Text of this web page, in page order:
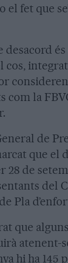
el fet que
com la
de
que el
28 de
del
Pla
que
atenent-
hi ha 145